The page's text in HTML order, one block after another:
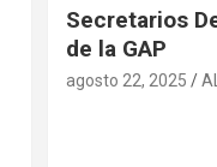
Secretarios
de la GAP
agosto 22, 2025